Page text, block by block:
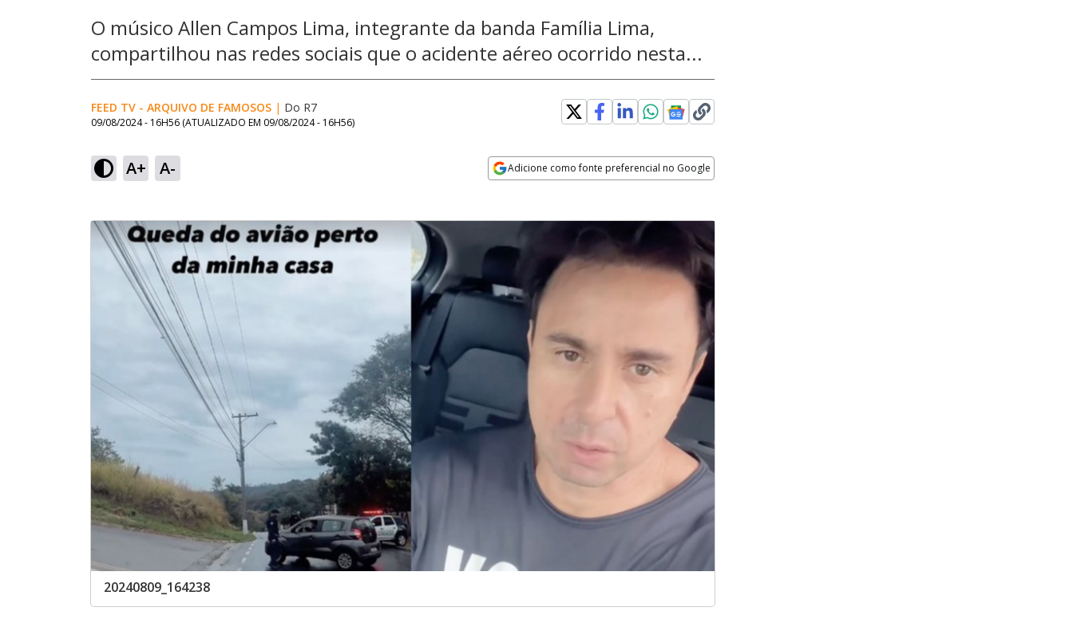
O músico Allen Campos Lima, integrante da banda Família Lima,
compartilhou nas redes sociais que o acidente aéreo ocorrido nesta...
FEED TV - ARQUIVO DE FAMOSOS | Do R7
09/08/2024 - 16H56 (ATUALIZADO EM 09/08/2024 - 16H56)
A+ A- Adicione como fonte preferencial no Google
20240809_164238